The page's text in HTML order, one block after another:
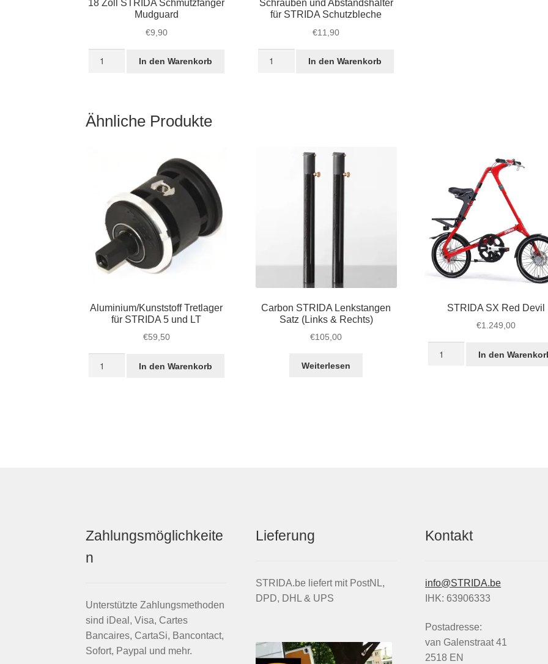
18 Zoll STRIDA Schmutzfänger
Mudguard
€9,90
Menge
In den Warenkorb
Schrauben und Abstandshalter
für STRIDA Schutzbleche
€11,90
In den Warenkorb
Ähnliche Produkte
Aluminium/Kunststoff Tretlager
für STRIDA 5 und LT
€59,50
In den Warenkorb
Carbon STRIDA Lenkstangen
Satz (Links & Rechts)
€105,00
Weiterlesen
STRIDA SX Red Devil
€1.249,00
In den
Zahlungsmöglichkeite
n
Unterstützte Zahlungsmethoden
sind iDeal, Visa, Cartes
Bancaires, CartaSi, Bancontact,
Sofort, Paypal und mehr.
Lieferung
STRIDA.be liefert mit PostNL,
DPD, DHL & UPS
Kontakt
info@STRIDA.be
IHK: 63906333
Postadresse:
van Galenstraat 41
2518 EN